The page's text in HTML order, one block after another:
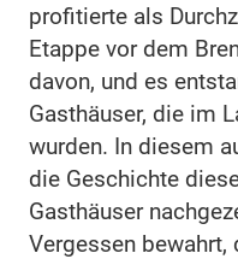
profitierte als
Etappe vor dem
davon, und es
Gasthäuser, die im
wurden. In diesem
die Geschichte
Gasthäuser
Vergessen bewahrt,